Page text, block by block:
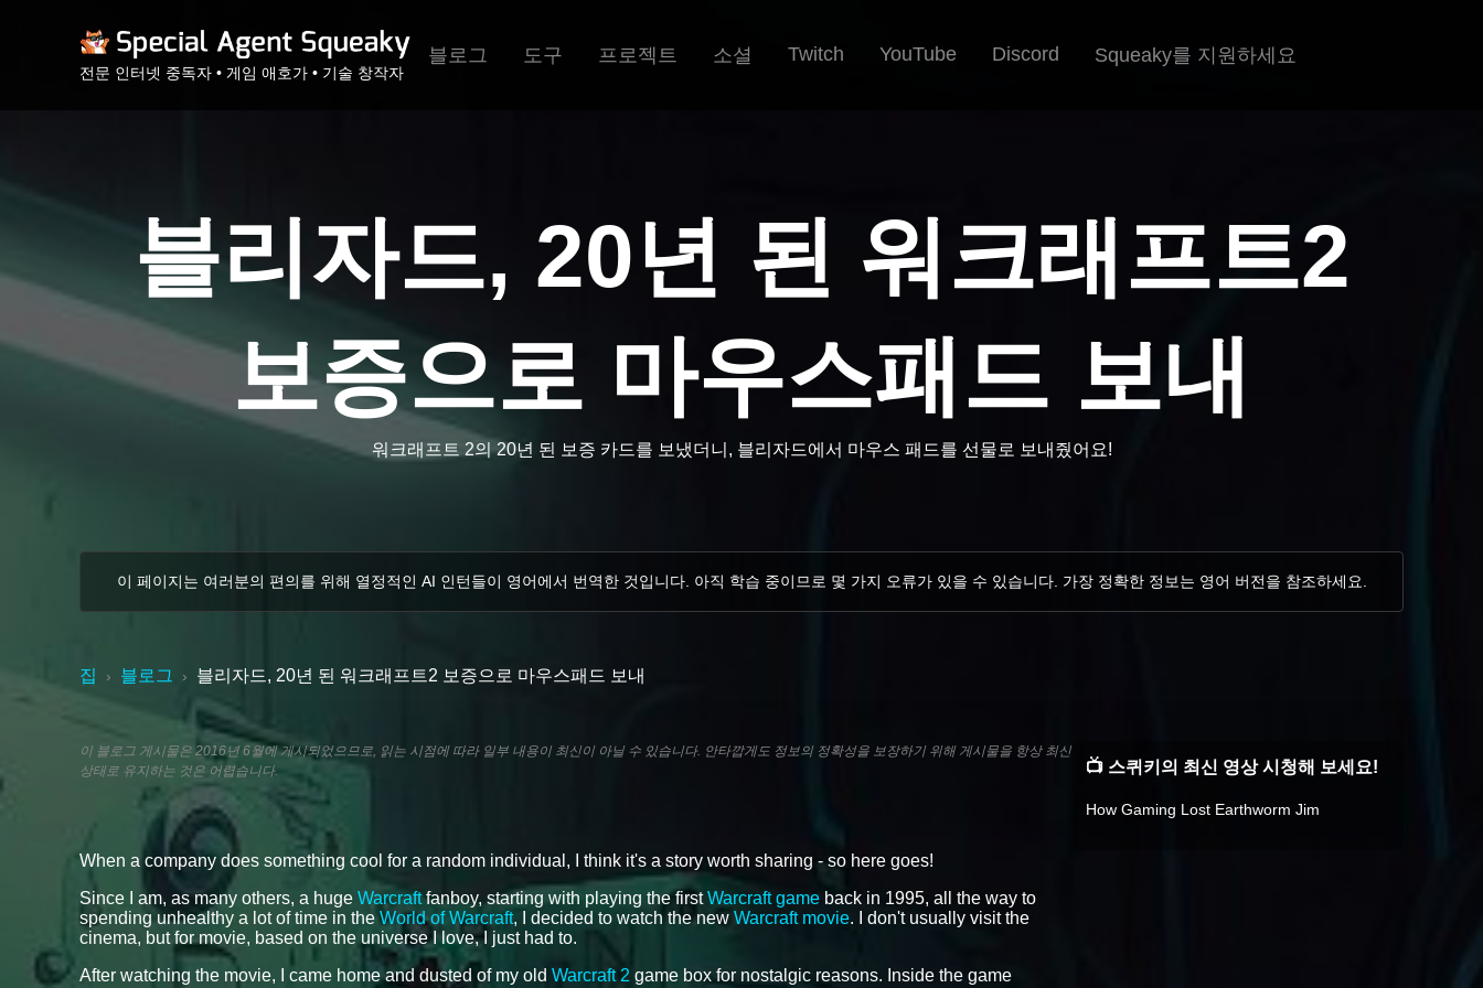
전문 인터넷 중독자 • 게임 애호가 • 기술 창작자
블로그 도구 프로젝트 소셜 Twitch YouTube Discord Squeaky를 지원하세요
블리자드, 20년 된 워크래프트2
보증으로 마우스패드 보내
워크래프트 2의 20년 된 보증 카드를 보냈더니, 블리자드에서 마우스 패드를 선물로 보내줬어요!
이 페이지는 여러분의 편의를 위해 열정적인 AI 인턴들이 영어에서 번역한 것입니다. 아직 학습 중이므로 몇 가지 오류가 있을 수 있습니다. 가장 정확한 정보는 영어 버전을 참조하세요.
집 › 블로그 › 블리자드, 20년 된 워크래프트2 보증으로 마우스패드 보내
이 블로그 게시물은 2016년 6월에 게시되었으므로, 읽는 시점에 따라 일부 내용이 최신이 아닐 수 있습니다. 안타깝게도 정보의 정확성을 보장하기 위해 게시물을 항상 최신
상태로 유지하는 것은 어렵습니다.
When a company does something cool for a random individual, I think it's a story worth sharing - so here goes!
Since I am, as many others, a huge Warcraftfanboy, starting with playing the firstWarcraft game back in 1995, all the way to
spending unhealthy a lot of time in the World of Warcraft, I decided to watch the new Warcraft movie. I don't usually visit the
cinema, but for movie, based on the universe I love, I just had to.
After watching the movie, I came home and dusted of my old Warcraft 2 game box for nostalgic reasons. Inside the game
📺 스퀴키의 최신 영상 시청해 보세요!
How Gaming Lost Earthworm Jim